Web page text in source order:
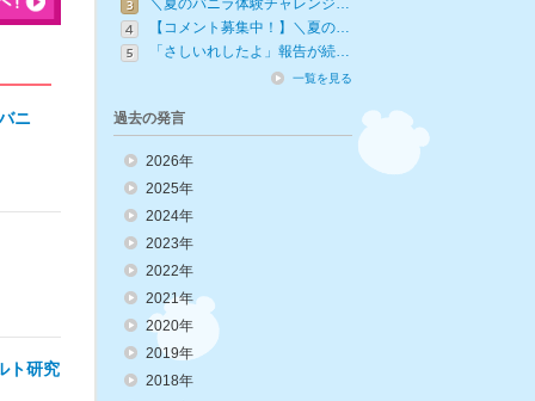
ニ
ト研究
＼夏のバニラ体験チャレンジ…
【コメント募集中！】＼夏の…
「さしいれしたよ」報告が続…
一覧を見る
過去の発言
2026年
2025年
2024年
2023年
2022年
2021年
2020年
2019年
2018年